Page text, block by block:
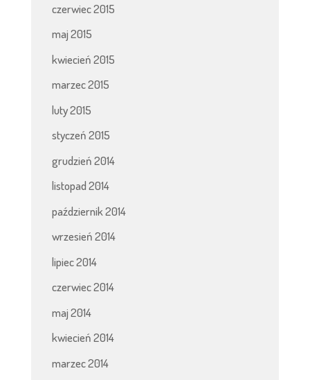
czerwiec 2015
maj 2015
kwiecień 2015
marzec 2015
luty 2015
styczeń 2015
grudzień 2014
listopad 2014
październik 2014
wrzesień 2014
lipiec 2014
czerwiec 2014
maj 2014
kwiecień 2014
marzec 2014